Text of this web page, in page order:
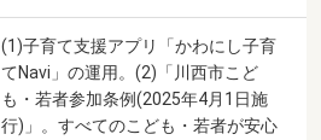
(1)子育て支援アプリ「かわにし子育
てNavi」の運用。(2)「川西市こど
も・若者参加条例(2025年4月1日施
行)」。すべてのこども・若者が安心